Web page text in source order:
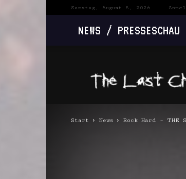
Samstag, August 8, 2026
NEWS / PRESSESCHAU
Last
Chapter
Start News Rock Hard – THE